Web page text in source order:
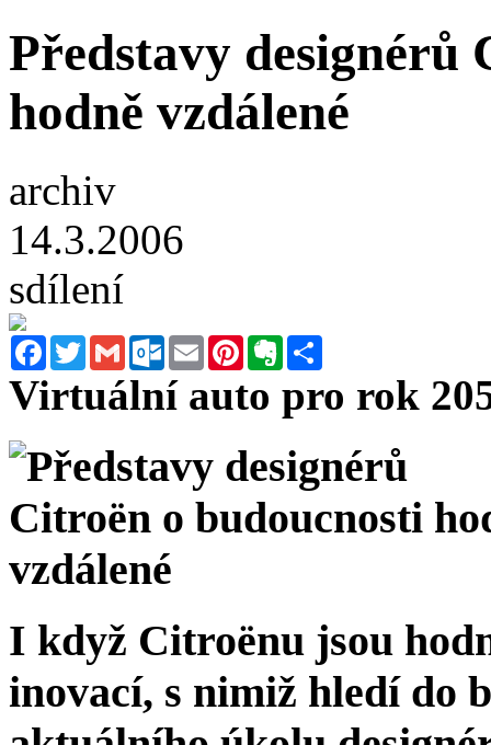
Představy designérů
hodně vzdálené
archiv
14.3.2006
sdílení
FacebookTwitterGmail Outlook.com
Email PinterestEvernote
Virtuální auto pro rok
I když Citroënu jsou
inovací, s nimiž hledí do